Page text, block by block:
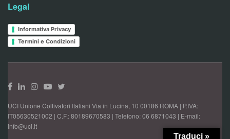
Legal
Informativa Privacy
Termini e Condizioni
UCI Unione Coltivatori Italiani Via in Lucina, 10 00186 ROMA | P.IVA:
IT05630521002 | C.F.: 80189670583 | Telefono: 06 6871043 | E-mail:
info@uci.it
Traduci »